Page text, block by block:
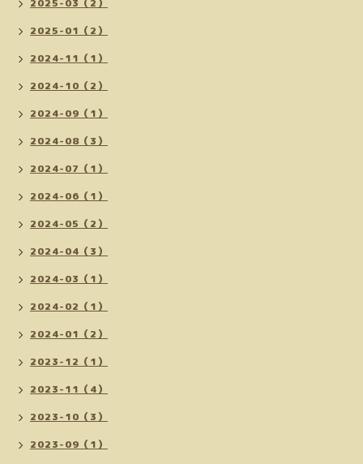
2025-03（2）
2025-01（2）
2024-11（1）
2024-10（2）
2024-09（1）
2024-08（3）
2024-07（1）
2024-06（1）
2024-05（2）
2024-04（3）
2024-03（1）
2024-02（1）
2024-01（2）
2023-12（1）
2023-11（4）
2023-10（3）
2023-09（1）